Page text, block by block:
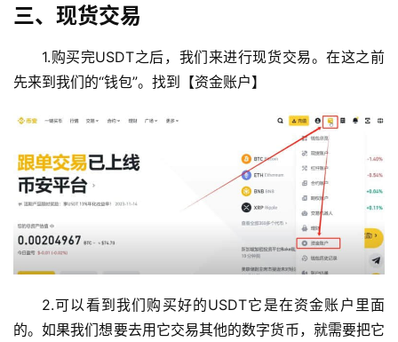
三、现货交易
1.购买完USDT之后，我们来进行现货交易。在这之前
先来到我们的“钱包”。找到【资金账户】
2.可以看到我们购买好的USDT它是在资金账户里面
的。如果我们想要去用它交易其他的数字货币，就需要把它